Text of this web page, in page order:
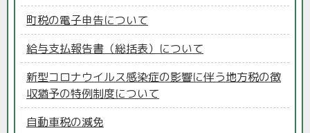
町税の電子申告について
給与支払報告書（総括表）について
新型コロナウイルス感染症の影響に伴う地方税の徴
収猶予の特例制度について
自動車税の減免